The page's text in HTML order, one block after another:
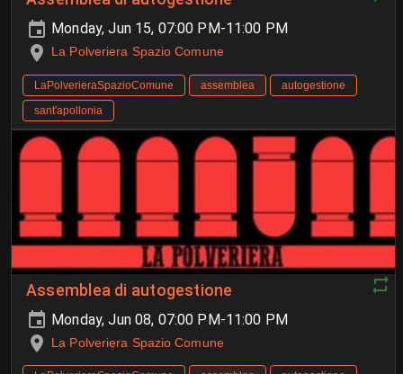
Monday, Jun 15, 07:00 PM-11:00 PM
La Polveriera Spazio Comune
LaPolverieraSpazioComune assemblea
autogestione
sant'apollonia
Assemblea di autogestione
Monday, Jun 08, 07:00 PM-11:00 PM
La Polveriera Spazio Comune